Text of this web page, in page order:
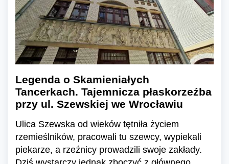
Legenda o Skamieniałych
Tancerkach. Tajemnicza płaskorzeźba
przy ul. Szewskiej we Wrocławiu
Ulica Szewska od wieków tętniła życiem
rzemieślników, pracowali tu szewcy, wypiekali
piekarze, a rzeźnicy prowadzili swoje zakłady.